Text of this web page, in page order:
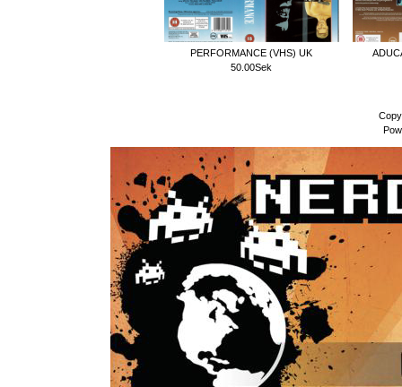
PERFORMANCE (VHS) UK
50.00Sek